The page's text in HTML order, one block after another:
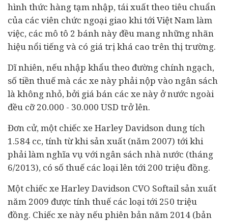
hình thức hàng tạm nhập, tái xuất theo tiêu chuẩn
của các viên chức ngoại giao khi tới Việt Nam làm
việc, các mô tô 2 bánh này đều mang những nhãn
hiệu nổi tiếng và có giá trị khá cao trên thị trường.
Dĩ nhiên, nếu nhập khẩu theo đường chính ngạch,
số tiền thuế mà các xe này phải nộp vào ngân sách
là không nhỏ, bởi giá bán các xe này ở nước ngoài
đều cỡ 20.000 - 30.000 USD trở lên.
Đơn cử, một chiếc xe Harley Davidson dung tích
1.584 cc, tính từ khi sản xuất (năm 2007) tới khi
phải làm nghĩa vụ với ngân sách nhà nước (tháng
6/2013), có số thuế các loại lên tới 200 triệu đồng.
Một chiếc xe Harley Davidson CVO Softail sản xuất
năm 2009 được tính thuế các loại tới 250 triệu
đồng. Chiếc xe này nếu phiên bản năm 2014 (bản